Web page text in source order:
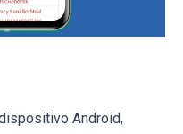
Android,